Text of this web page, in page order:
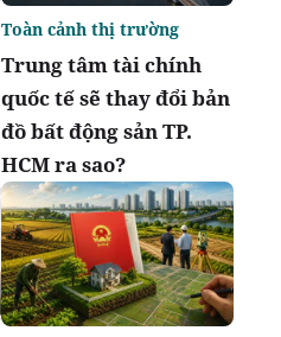
Trung tâm tài chính
quốc tế sẽ thay đổi bản
đồ bất động sản TP.
HCM ra sao?
Toàn cảnh thị trường